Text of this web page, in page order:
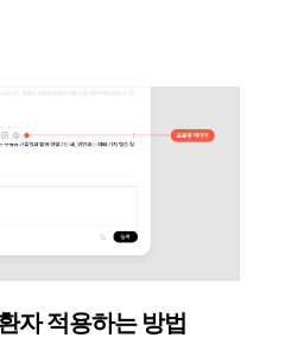
자 적용하는 방법